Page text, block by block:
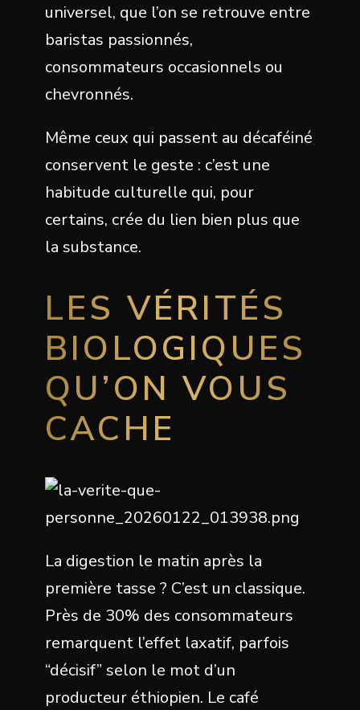
universel, que l’on se retrouve entre
baristas passionnés,
consommateurs occasionnels ou
chevronnés.
Même ceux qui passent au décaféiné
conservent le geste : c’est une
habitude culturelle qui, pour
certains, crée du lien bien plus que
la substance.
LES VÉRITÉS
BIOLOGIQUES
QU’ON VOUS
CACHE
La digestion le matin après la
première tasse ? C’est un classique.
Près de 30% des consommateurs
remarquent l’effet laxatif, parfois
“décisif” selon le mot d’un
producteur éthiopien. Le café